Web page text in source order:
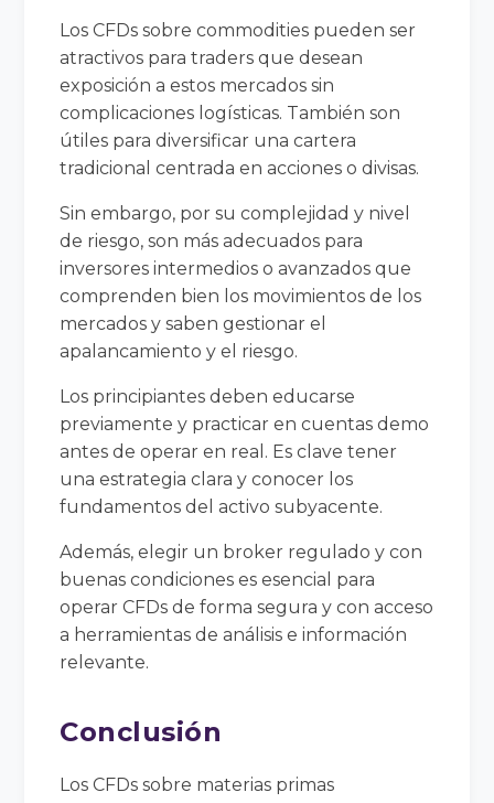
Los CFDs sobre commodities pueden ser
atractivos para traders que desean
exposición a estos mercados sin
complicaciones logísticas. También son
útiles para diversificar una cartera
tradicional centrada en acciones o divisas.
Sin embargo, por su complejidad y nivel
de riesgo, son más adecuados para
inversores intermedios o avanzados que
comprenden bien los movimientos de los
mercados y saben gestionar el
apalancamiento y el riesgo.
Los principiantes deben educarse
previamente y practicar en cuentas demo
antes de operar en real. Es clave tener
una estrategia clara y conocer los
fundamentos del activo subyacente.
Además, elegir un broker regulado y con
buenas condiciones es esencial para
operar CFDs de forma segura y con acceso
a herramientas de análisis e información
relevante.
Conclusión
Los CFDs sobre materias primas